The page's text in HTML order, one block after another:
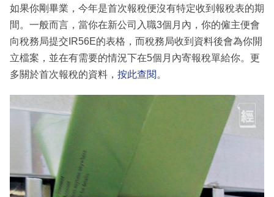
如果你剛畢業，今年是首次報稅便沒有特定收到報稅表的期
間。一般而言，當你在新公司入職3個月內，你的僱主便會
向稅務局提交IR56E的表格，而稅務局收到資料後會為你開
立檔案，並在有需要的情況下在5個月內寄報稅單給你。更
多關於首次報稅的資料， 按此查閱 。